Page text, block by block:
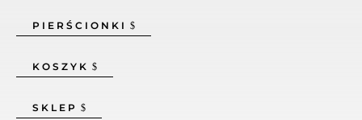
PIERŚCIONKI
KOSZYK
SKLEP